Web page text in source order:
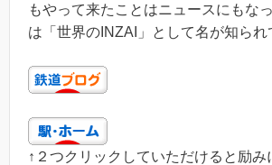
もやって来たことはニュースにもな
は「世界のINZAI」として名が知られ
↑２つクリックしていただけると励み